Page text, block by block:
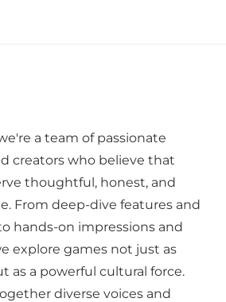
a team of passionate
creators who believe that
thoughtful, honest, and
From deep-dive features and
hands-on impressions and
explore games not just as
as a powerful cultural force.
diverse voices and